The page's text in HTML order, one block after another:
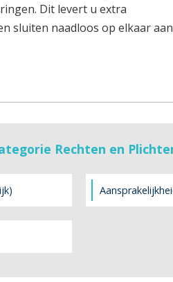
Dit levert u extra
sluiten naadloos op elkaar
Rechten en